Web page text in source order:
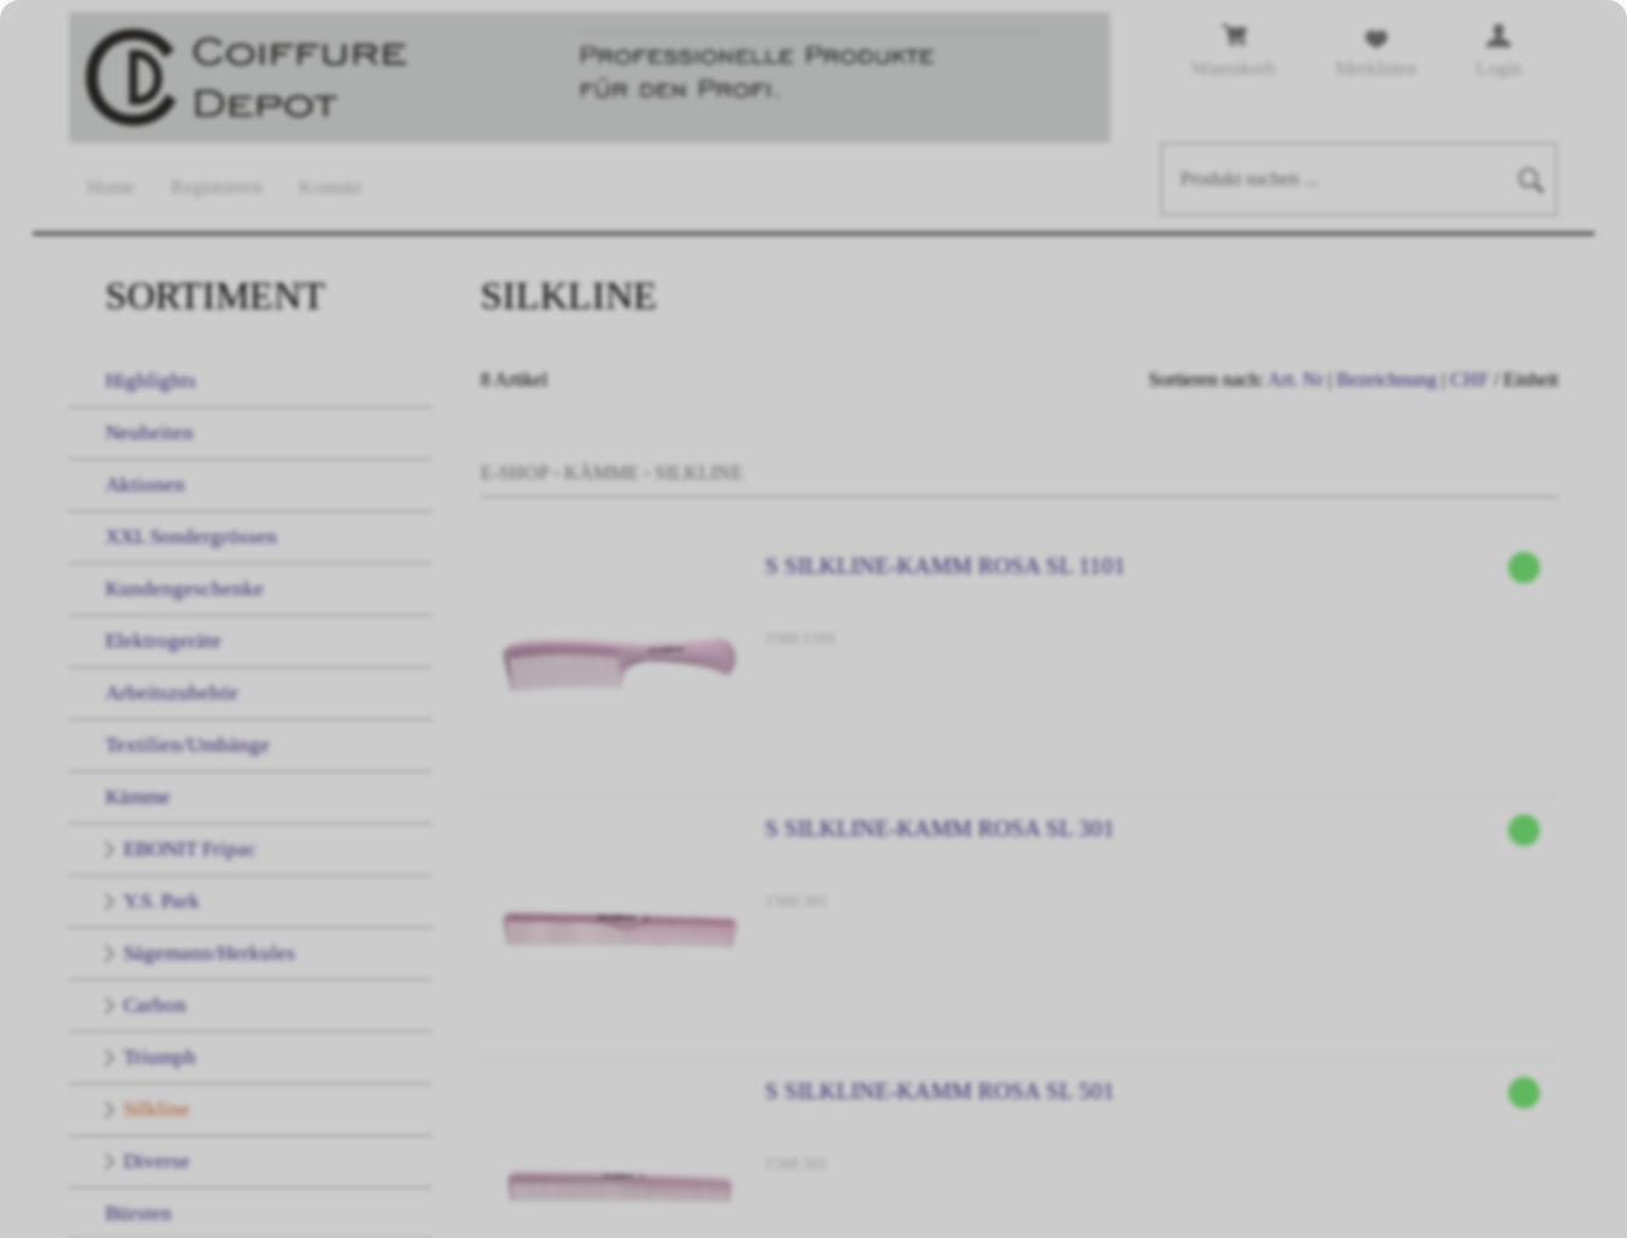
SORTIMENT
Highlights
Neuheiten
Aktionen
XXL Sondergrössen
Kundengeschenke
Elektrogeräte
Arbeitszubehör
Textilien/Umhänge
Kämme
EBONIT Fripac
Y.S. Park
Sägemann/Herkules
Carbon
Triumph
Silkline
Diverse
Bürsten
SILKLINE
Sortieren nach: Art. Nr Bezeichnung|CHF / Einheit
8 Artikel
KÄMME SILKLINE
S SILKLINE-KAMM ROSA SL 1101
S SILKLINE-KAMM ROSA SL 301
S SILKLINE-KAMM ROSA SL 501